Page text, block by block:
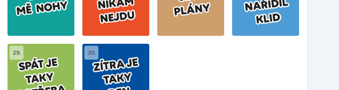
29. 30.